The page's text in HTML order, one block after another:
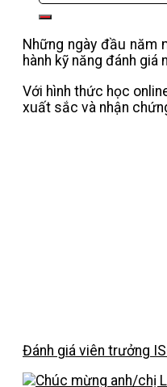
Những ngày đầu năm
hành kỹ năng đánh giá
Với hình thức học
xuất sắc và nhận
Đánh giá viên trưởng